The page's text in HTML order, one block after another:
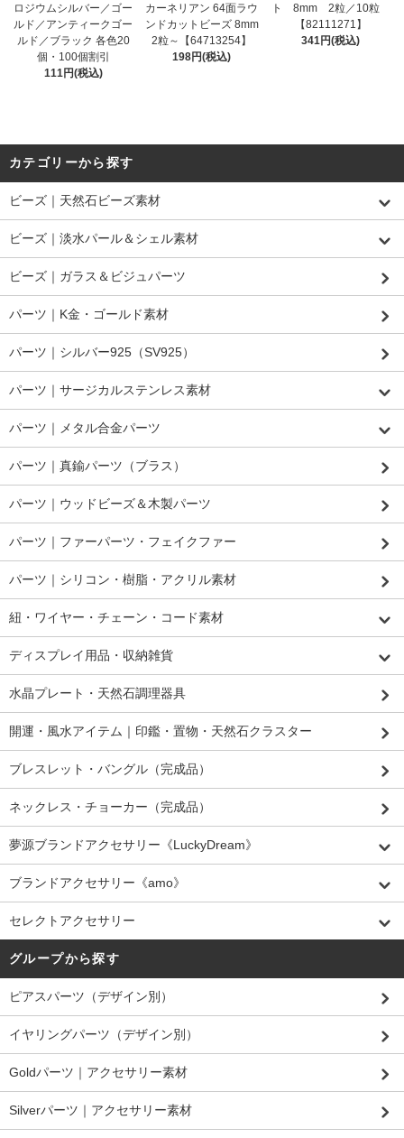
ロジウムシルバー／ゴー
ルド／アンティークゴー
ルド／ブラック 各色20
個・100個割引
111円(税込)
カーネリアン 64面ラウ
ンドカットビーズ 8mm
2粒～【64713254】
198円(税込)
ト 8mm 2粒／10粒
【82111271】
341円(税込)
カテゴリーから探す
ビーズ｜天然石ビーズ素材
ビーズ｜淡水パール＆シェル素材
ビーズ｜ガラス＆ビジュパーツ
パーツ｜K金・ゴールド素材
パーツ｜シルバー925（SV925）
パーツ｜サージカルステンレス素材
パーツ｜メタル合金パーツ
パーツ｜真鍮パーツ（ブラス）
パーツ｜ウッドビーズ＆木製パーツ
パーツ｜ファーパーツ・フェイクファー
パーツ｜シリコン・樹脂・アクリル素材
紐・ワイヤー・チェーン・コード素材
ディスプレイ用品・収納雑貨
水晶プレート・天然石調理器具
開運・風水アイテム｜印鑑・置物・天然石クラスター
ブレスレット・バングル（完成品）
ネックレス・チョーカー（完成品）
夢源ブランドアクセサリー《LuckyDream》
ブランドアクセサリー《amo》
セレクトアクセサリー
グループから探す
ピアスパーツ（デザイン別）
イヤリングパーツ（デザイン別）
Goldパーツ｜アクセサリー素材
Silverパーツ｜アクセサリー素材